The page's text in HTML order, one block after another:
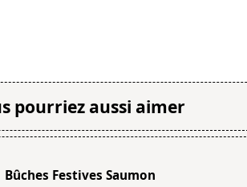
pourriez aussi aimer
Bûches Festives Saumon